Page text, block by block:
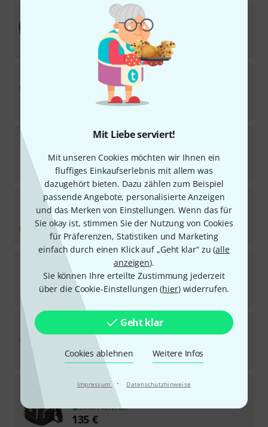
Mit Liebe serviert!
Mit unseren Cookies möchten wir Ihnen ein
fluffiges Einkaufserlebnis mit allem was
dazugehört bieten. Dazu zählen zum Beispiel
passende Angebote, personalisierte Anzeigen
und das Merken von Einstellungen. Wenn das für
Sie okay ist, stimmen Sie der Nutzung von Cookies
für Präferenzen, Statistiken und Marketing
einfach durch einen Klick auf „Geht klar“ zu (alle
anzeigen).
Sie können Ihre erteilte Zustimmung jederzeit
über die Cookie-Einstellungen (hier) widerrufen.
Geht klar
Cookies ablehnen Weitere Infos
Impressum · Datenschutzhinweise
MTAB-06 Profi Tamborim Bag
11
Sofort lieferbar
€
Tuning Fork Case 8
3
Sofort lieferbar
29,90€
Protection RacketCarry on Touring Bagpack
Sofort lieferbar
185 €
MeinlTuning Fork Case Medium
3
Sofort lieferbar
12,90€
Grover Pro Percussion
1
38€
Case for 36" Gongs
Sofort lieferbar
759€
Protection Racket Business backpack
Sofort lieferbar
135 €